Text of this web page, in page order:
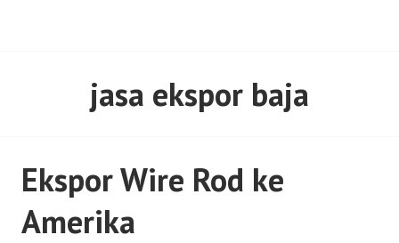
jasa ekspor baja
Ekspor Wire Rod ke
Amerika